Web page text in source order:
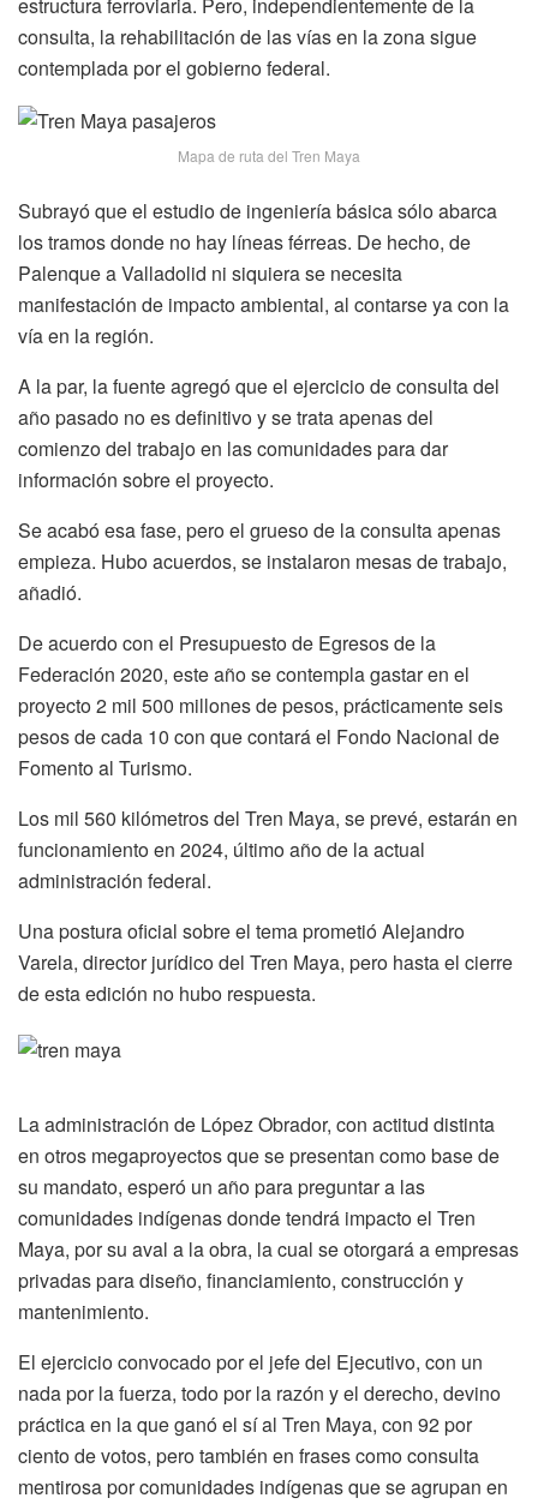
estructura ferroviaria. Pero, independientemente de la
consulta, la rehabilitación de las vías en la zona sigue
contemplada por el gobierno federal.
Mapa de ruta del Tren Maya
Subrayó que el estudio de ingeniería básica sólo abarca
los tramos donde no hay líneas férreas. De hecho, de
Palenque a Valladolid ni siquiera se necesita
manifestación de impacto ambiental, al contarse ya con la
vía en la región.
A la par, la fuente agregó que el ejercicio de consulta del
año pasado no es definitivo y se trata apenas del
comienzo del trabajo en las comunidades para dar
información sobre el proyecto.
Se acabó esa fase, pero el grueso de la consulta apenas
empieza. Hubo acuerdos, se instalaron mesas de trabajo,
añadió.
De acuerdo con el Presupuesto de Egresos de la
Federación 2020, este año se contempla gastar en el
proyecto 2 mil 500 millones de pesos, prácticamente seis
pesos de cada 10 con que contará el Fondo Nacional de
Fomento al Turismo.
Los mil 560 kilómetros del Tren Maya, se prevé, estarán en
funcionamiento en 2024, último año de la actual
administración federal.
Una postura oficial sobre el tema prometió Alejandro
Varela, director jurídico del Tren Maya, pero hasta el cierre
de esta edición no hubo respuesta.
La administración de López Obrador, con actitud distinta
en otros megaproyectos que se presentan como base de
su mandato, esperó un año para preguntar a las
comunidades indígenas donde tendrá impacto el Tren
Maya, por su aval a la obra, la cual se otorgará a empresas
privadas para diseño, financiamiento, construcción y
mantenimiento.
El ejercicio convocado por el jefe del Ejecutivo, con un
nada por la fuerza, todo por la razón y el derecho, devino
práctica en la que ganó el sí al Tren Maya, con 92 por
ciento de votos, pero también en frases como consulta
mentirosa por comunidades indígenas que se agrupan en